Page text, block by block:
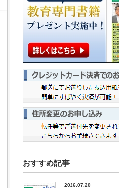
おすすめ記事
2026.07.20